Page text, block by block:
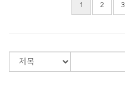
1 2 3